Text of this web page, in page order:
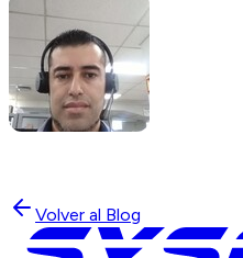
Volver al Blog